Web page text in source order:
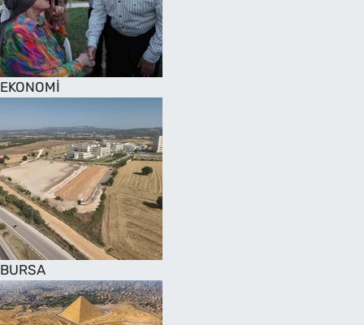
EKONOMİ
BURSA
SAĞLIK
TV REHBERİ